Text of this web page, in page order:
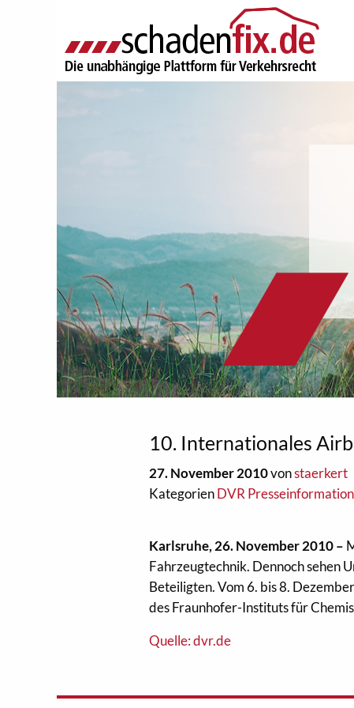
10. Internationales
27. November 2010vonstaerkert
KategorienDVR
Karlsruhe, 26. November 2010 –
Fahrzeugtechnik. Dennoch sehen
Beteiligten. Vom 6. bis 8.
des Fraunhofer-Instituts für
Quelle: dvr.de